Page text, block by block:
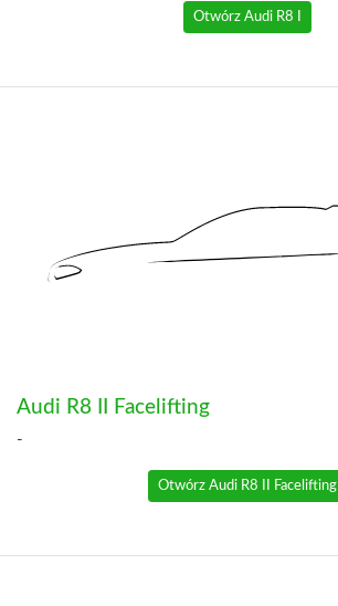
Otwórz Audi R8 I
Audi R8 II Facelifting
-
Otwórz Audi R8 II Facelifting